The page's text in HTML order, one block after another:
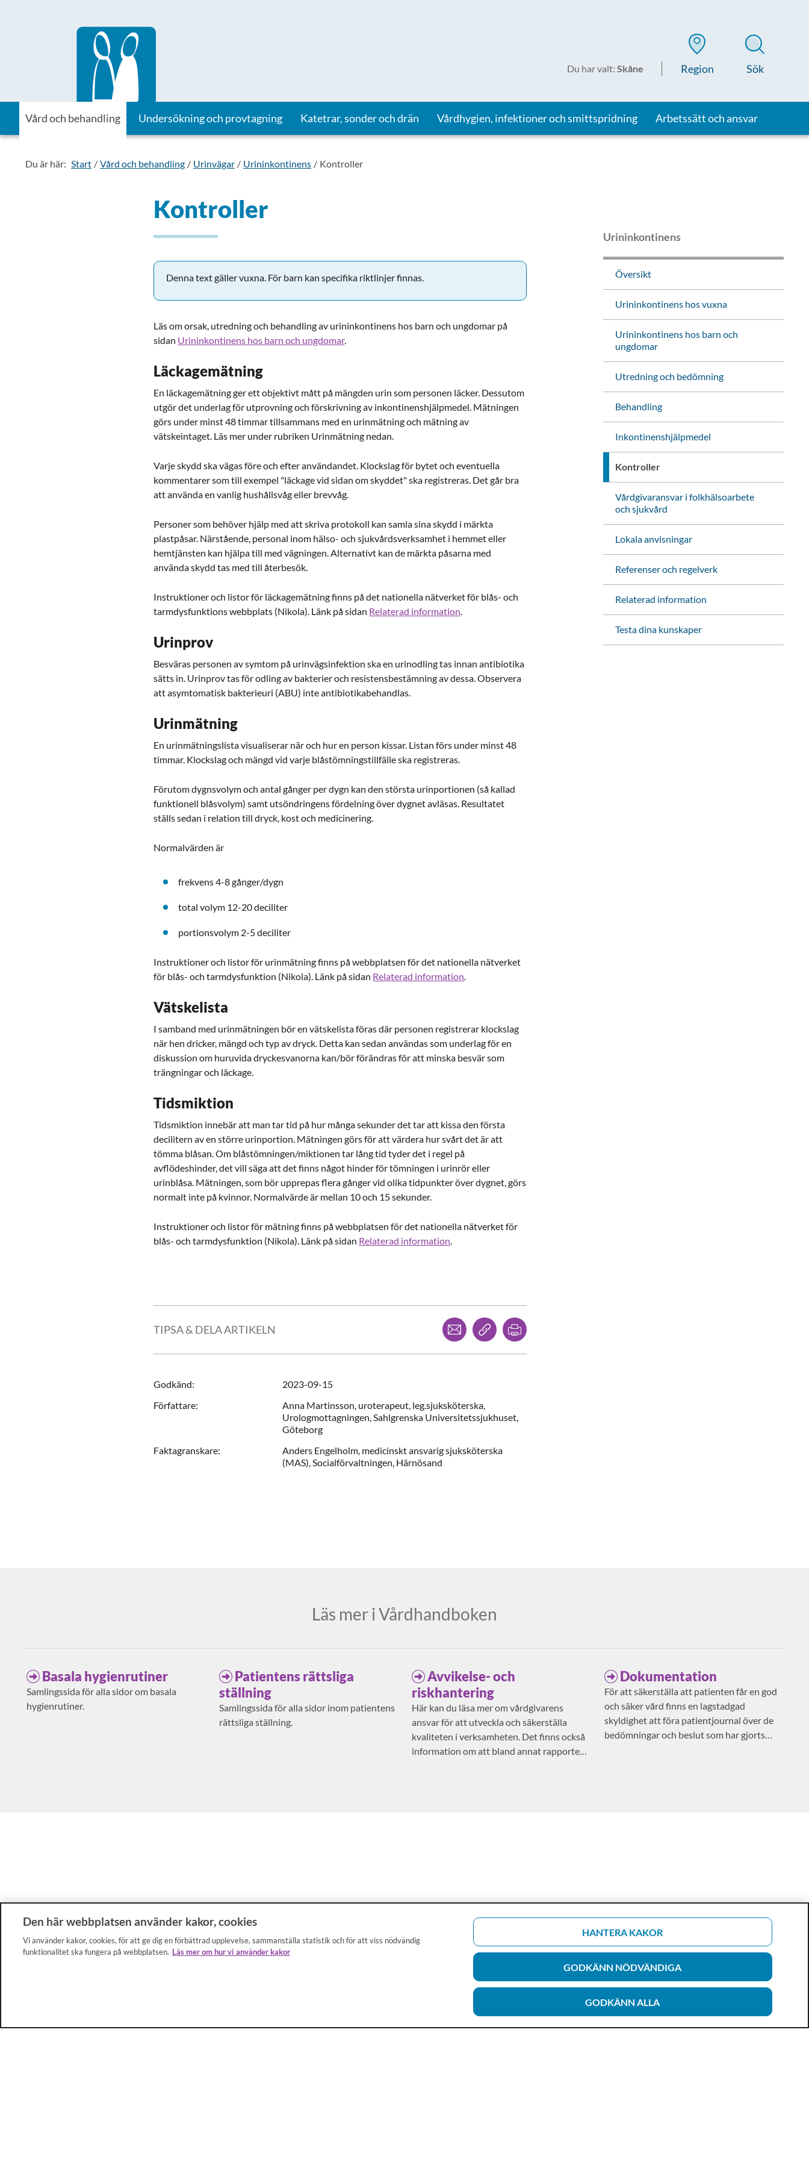
Till startsidan för Vårdhandboken
Du har valt: Skåne Region Sök
Vård och behandling Undersökning och provtagning Katetrar, sonder och drän Vårdhygien, infektioner och smittspridning Arbetssätt och ansvar
Du är här: Start Vård och behandling Urinvägar Urininkontinens Kontroller
Kontroller
Denna text gäller vuxna. För barn kan specifika riktlinjer finnas.
Läs om orsak, utredning och behandling av urininkontinens hos barn och ungdomar på
sidan Urininkontinens hos barn och ungdomar.
Läckagemätning
En läckagemätning ger ett objektivt mått på mängden urin som personen läcker. Dessutom
utgör det underlag för utprovning och förskrivning av inkontinenshjälpmedel. Mätningen
görs under minst 48 timmar tillsammans med en urinmätning och mätning av
vätskeintaget. Läs mer under rubriken Urinmätning nedan.
Varje skydd ska vägas före och efter användandet. Klockslag för bytet och eventuella
kommentarer som till exempel "läckage vid sidan om skyddet" ska registreras. Det går bra
att använda en vanlig hushållsvåg eller brevvåg.
Personer som behöver hjälp med att skriva protokoll kan samla sina skydd i märkta
plastpåsar. Närstående, personal inom hälso- och sjukvårdsverksamhet i hemmet eller
hemtjänsten kan hjälpa till med vägningen. Alternativt kan de märkta påsarna med
använda skydd tas med till återbesök.
Instruktioner och listor för läckagemätning finns på det nationella nätverket för blås- och
tarmdysfunktions webbplats (Nikola). Länk på sidan Relaterad information.
Urinprov
Besväras personen av symtom på urinvägsinfektion ska en urinodling tas innan antibiotika
sätts in. Urinprov tas för odling av bakterier och resistensbestämning av dessa. Observera
att asymtomatisk bakterieuri (ABU) inte antibiotikabehandlas.
Urinmätning
En urinmätningslista visualiserar när och hur en person kissar. Listan förs under minst 48
timmar. Klockslag och mängd vid varje blåstömningstillfälle ska registreras.
Förutom dygnsvolym och antal gånger per dygn kan den största urinportionen (så kallad
funktionell blåsvolym) samt utsöndringens fördelning över dygnet avläsas. Resultatet
ställs sedan i relation till dryck, kost och medicinering.
Normalvärden är
frekvens 4-8 gånger/dygn
total volym 12-20 deciliter
portionsvolym 2-5 deciliter
Instruktioner och listor för urinmätning finns på webbplatsen för det nationella nätverket
för blås- och tarmdysfunktion (Nikola). Länk på sidan Relaterad information.
Vätskelista
I samband med urinmätningen bör en vätskelista föras där personen registrerar klockslag
när hen dricker, mängd och typ av dryck. Detta kan sedan användas som underlag för en
diskussion om huruvida dryckesvanorna kan/bör förändras för att minska besvär som
trängningar och läckage.
Tidsmiktion
Tidsmiktion innebär att man tar tid på hur många sekunder det tar att kissa den första
decilitern av en större urinportion. Mätningen görs för att värdera hur svårt det är att
tömma blåsan. Om blåstömningen/miktionen tar lång tid tyder det i regel på
avflödeshinder, det vill säga att det finns något hinder för tömningen i urinrör eller
urinblåsa. Mätningen, som bör upprepas flera gånger vid olika tidpunkter över dygnet, görs
normalt inte på kvinnor. Normalvärde är mellan 10 och 15 sekunder.
Instruktioner och listor för mätning finns på webbplatsen för det nationella nätverket för
blås- och tarmdysfunktion (Nikola). Länk på sidan Relaterad information.
TIPSA & DELA ARTIKELN
Dela via mejlKopiera länk
Godkänd:
2023-09-15
Författare: Anna Martinsson, uroterapeut, leg.sjuksköterska,
Urologmottagningen, Sahlgrenska Universitetssjukhuset,
Göteborg
Faktagranskare: Anders Engelholm, medicinskt ansvarig sjuksköterska
(MAS),Socialförvaltningen, Härnösand
Urininkontinens
Översikt
Urininkontinens hos vuxna
Urininkontinens hos barn och
ungdomar
Utredning och bedömning
Behandling
Inkontinenshjälpmedel
Kontroller
Vårdgivaransvar i folkhälsoarbete
och sjukvård
Lokala anvisningar
Referenser och regelverk
Relaterad information
Testa dina kunskaper
Läs mer i Vårdhandboken
Basala hygienrutiner
Samlingssida för alla sidor om basala
hygienrutiner.
Patientens rättsliga
ställning
Samlingssida för alla sidor inom patientens
rättsliga ställning.
Avvikelse- och
riskhantering
Här kan du läsa mer om vårdgivarens
ansvar för att utveckla och säkerställa
kvaliteten i verksamheten. Det finns också
information om att bland annat rapportera
Dokumentation
För att säkerställa att patienten får en god
och säker vård finns en lagstadgad
skyldighet att föra patientjournal över de
bedömningar och beslut som har gjorts
Den här webbplatsen använder kakor, cookies
Vi använder kakor, cookies, för att ge dig en förbättrad upplevelse, sammanställa statistik och för att viss nödvändig
funktionalitet ska fungera på webbplatsen. Läs mer om hur vi använder kakor
HANTERA KAKOR
GODKÄNN NÖDVÄNDIGA
GODKÄNN ALLA